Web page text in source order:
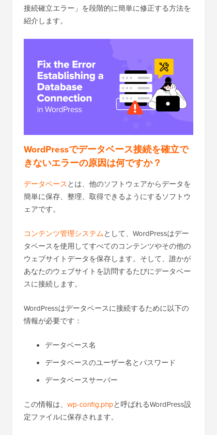
接続確立エラー」を段階的に簡単に修正する方法を
紹介します。
WordPressでデータベース接続を確立で
きないエラーの原因は何ですか？
データベースとは、他のソフトウェアからデータを
簡単に保存、整理、取得できるようにするソフトウ
ェアです。
コンテンツ管理システムとして、WordPressはデー
タベースを使用してすべてのコンテンツやその他の
ウェブサイトデータを保存します。そして、誰かが
あなたのウェブサイトを訪問するたびにデータベー
スに接続します。
WordPressはデータベースに接続するために以下の
情報が必要です：
データベース名
データベースのユーザー名とパスワード
データベースサーバー
この情報は、 wp-config.phpと呼ばれるWordPress設
定ファイルに保存されます。